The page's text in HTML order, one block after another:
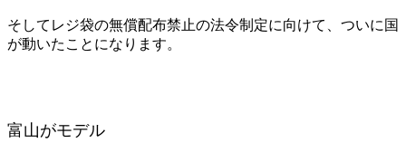
そしてレジ袋の無償配布禁止の法令制定に向けて、ついに国
が動いたことになります。
富山がモデル